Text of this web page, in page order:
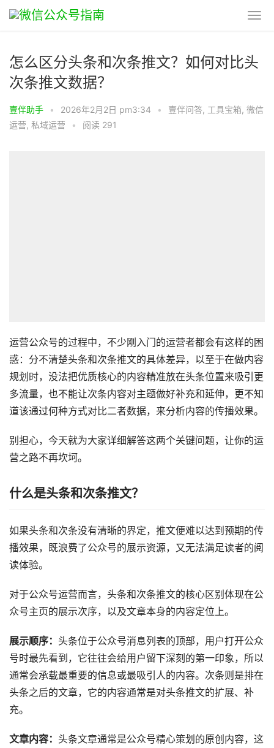
怎么区分头条和次条推文？如何对比头
次条推文数据？
壹伴助手 • 2026年2月2日 pm3:34 • 壹伴问答, 工具宝箱, 微信
运营, 私域运营 • 阅读 291
运营公众号的过程中，不少刚入门的运营者都会有这样的困
惑：分不清楚头条和次条推文的具体差异，以至于在做内容
规划时，没法把优质核心的内容精准放在头条位置来吸引更
多流量，也不能让次条内容对主题做好补充和延伸，更不知
道该通过何种方式对比二者数据，来分析内容的传播效果。
别担心，今天就为大家详细解答这两个关键问题，让你的运
营之路不再坎坷。
什么是头条和次条推文？
如果头条和次条没有清晰的界定，推文便难以达到预期的传
播效果，既浪费了公众号的展示资源，又无法满足读者的阅
读体验。
对于公众号运营而言，头条和次条推文的核心区别体现在公
众号主页的展示次序，以及文章本身的内容定位上。
展示顺序： 头条位于公众号消息列表的顶部，用户打开公众
号时最先看到，它往往会给用户留下深刻的第一印象，所以
通常会承载最重要的信息或最吸引人的内容。次条则是排在
头条之后的文章，它的内容通常是对头条推文的扩展、补
充。
文章内容： 头条文章通常是公众号精心策划的原创内容，这